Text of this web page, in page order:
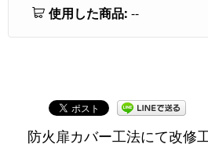
使用した商品: --
防火扉カバー工法にて改修